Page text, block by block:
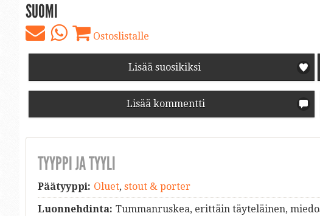
SUOMI
Ostoslistalle
Lisää suosikiksi
Lisää kommentti
TYYPPI JA TYYLI
Päätyyppi: Oluet, stout & porter
Luonnehdinta: Tummanruskea, erittäin täyteläinen,